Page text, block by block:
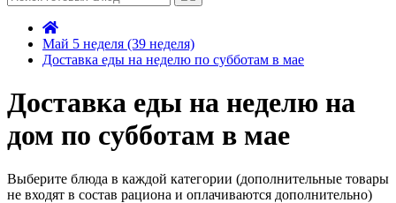
Май 5 неделя (39 неделя)
Доставка еды на неделю по субботам в мае
Доставка еды на неделю на
дом по субботам в мае
Выберите блюда в каждой категории (дополнительные товары
не входят в состав рациона и оплачиваются дополнительно)